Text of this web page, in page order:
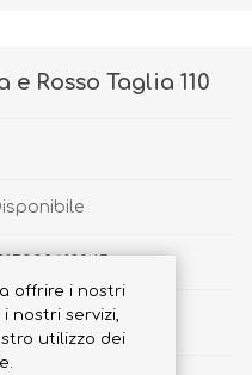
Rosso Taglia 110
offrire i nostri
nostri servizi,
utilizzo dei